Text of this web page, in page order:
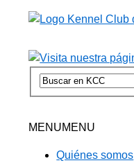
MENUMENU
Quiénes somos